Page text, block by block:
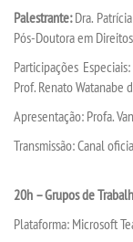
UNIESP
CONTATO
IMPRENSA
OUVIDORIA
Palestrante:Dra.
Pós-Doutora em
Participações
Prof. Renato Watanabe
Apresentação: Profa.
Transmissão: Canal
20h – Grupos de
Plataforma: Microsoft